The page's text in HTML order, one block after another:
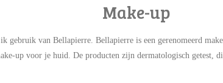
Make-up
gebruik van Bellapierre. Bellapierre is een gerenomeerd
up voor je huid. De producten zijn dermatologisch getest,